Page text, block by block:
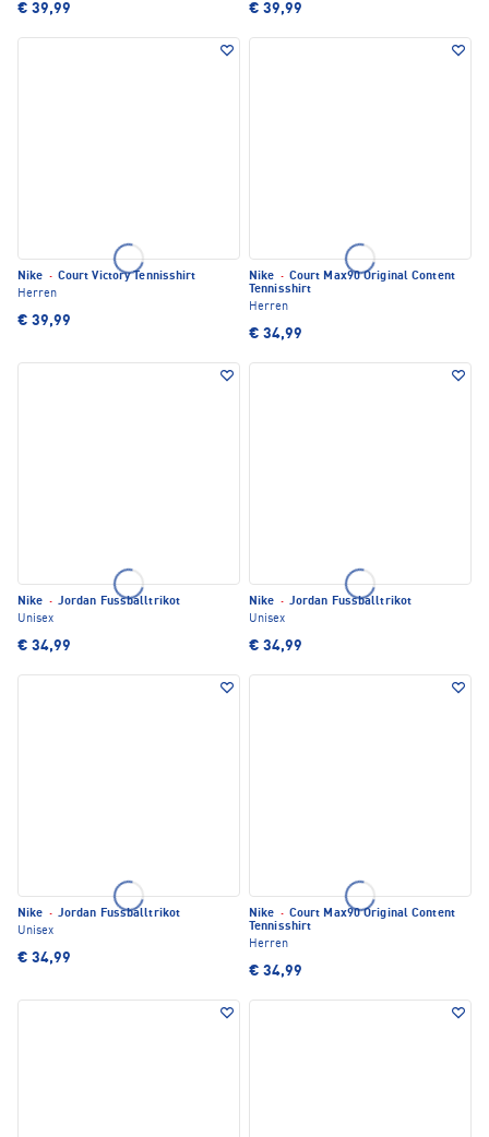
€ 39,99 € 39,99
Nike · Court Victory Tennisshirt
Herren
€ 39,99
Nike · Court Max90 Original Content
Tennisshirt
Herren
€ 34,99
Nike · Jordan Fussballtrikot
Unisex
€ 34,99
Nike · Jordan Fussballtrikot
Unisex
€ 34,99
Nike · Jordan Fussballtrikot
Unisex
€ 34,99
Nike · Court Max90 Original Content
Tennisshirt
Herren
€ 34,99